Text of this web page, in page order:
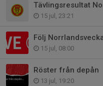
Tävlingsresultat
15 jul, 23:21
Följ
15 jul, 08:00
Röster från depån
13 jul, 19:20